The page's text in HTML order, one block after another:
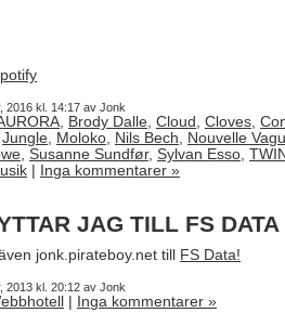
2016 kl. 14:17 av Jonk
, Brody Dalle, Cloud , Cloves,
Jungle, Moloko, Nils Bech, Nouvelle
, Susanne Sundfør, Sylvan Esso,
Inga kommentarer »
JAG TILL FS DATA
jonk.pirateboy.net till FS Data!
2013 kl. 20:12 av Jonk
Inga kommentarer »